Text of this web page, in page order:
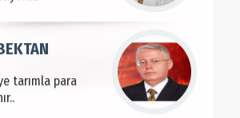
tarımla para